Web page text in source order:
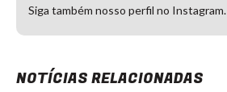
Siga também nosso perfil no Instagram.
NOTÍCIAS RELACIONADAS